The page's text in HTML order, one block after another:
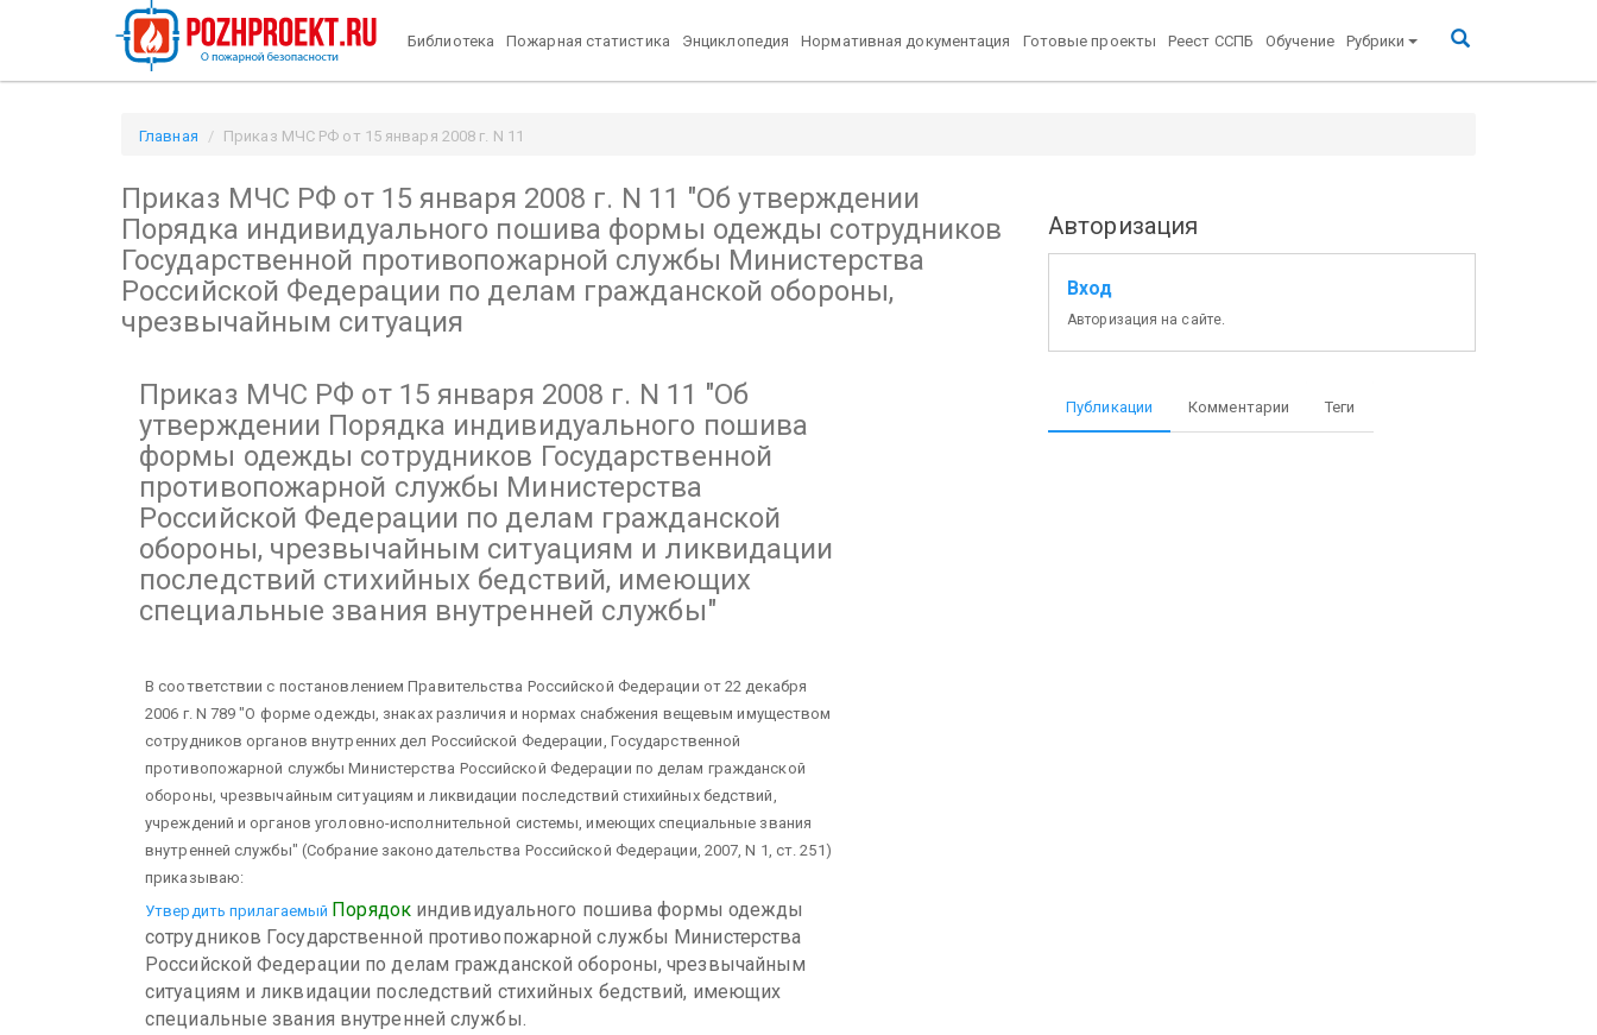
Библиотека Пожарная статистика Энциклопедия Нормативная документация Готовые проекты Реест ССПБ Обучение Рубрики
Главная
Приказ МЧС РФ от 15 января 2008 г. N 11
гражданской обороны, чрезвычайным ситуация / Pozhproekt.ru
Приказ МЧС РФ от 15 января 2008 г. N 11 "Об утверждении
Порядка индивидуального пошива формы одежды сотрудников
Государственной противопожарной службы Министерства
Российской Федерации по делам гражданской обороны,
чрезвычайным ситуация
Приказ МЧС РФ от 15 января 2008 г. N 11 "Об
утверждении Порядка индивидуального пошива
формы одежды сотрудников Государственной
противопожарной службы Министерства
Российской Федерации по делам гражданской
обороны, чрезвычайным ситуациям и ликвидации
последствий стихийных бедствий, имеющих
специальные звания внутренней службы"
В соответствии с постановлением Правительства Российской Федерации от 22 декабря
2006 г. N 789 "О форме одежды, знаках различия и нормах снабжения вещевым имуществом
сотрудников органов внутренних дел Российской Федерации, Государственной
противопожарной службы Министерства Российской Федерации по делам гражданской
обороны, чрезвычайным ситуациям и ликвидации последствий стихийных бедствий,
учреждений и органов уголовно-исполнительной системы, имеющих специальные звания
внутренней службы" (Собрание законодательства Российской Федерации, 2007, N 1, ст. 251)
приказываю:
Утвердить прилагаемый Порядокиндивидуального пошива формы одежды
сотрудников Государственной противопожарной службы Министерства
Российской Федерации по делам гражданской обороны, чрезвычайным
ситуациям и ликвидации последствий стихийных бедствий, имеющих
специальные звания внутренней службы.
Авторизация
Вход
Авторизация на сайте.
Публикации Комментарии Теги